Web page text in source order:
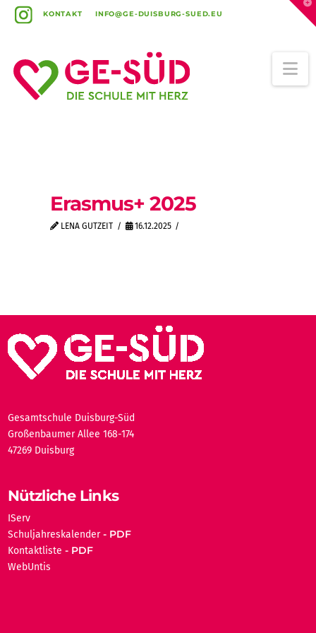
KONTAKT INFO@GE-DUISBURG-SUED.EU
Erasmus+ 2025
LENA GUTZEIT 16.12.2025
Gesamtschule Duisburg-Süd
Großenbaumer Allee 168-174
47269 Duisburg
Nützliche Links
IServ
Schuljahreskalender
Kontaktliste
WebUntis